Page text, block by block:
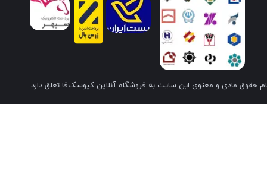
حقوق مادی و معنوی این سایت به فروشگاه آنلاین کیوسک‌فا تعلق دارد.